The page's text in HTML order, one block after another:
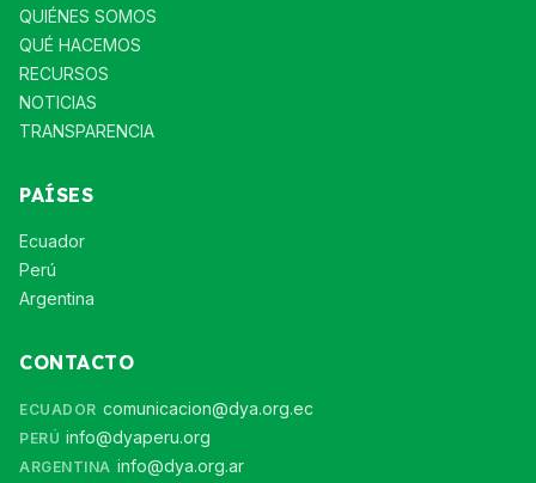
QUIÉNES SOMOS
QUÉ HACEMOS
RECURSOS
NOTICIAS
TRANSPARENCIA
PAÍSES
Ecuador
Perú
Argentina
CONTACTO
ECUADOR comunicacion@dya.org.ec
PERÚ info@dyaperu.org
ARGENTINA info@dya.org.ar